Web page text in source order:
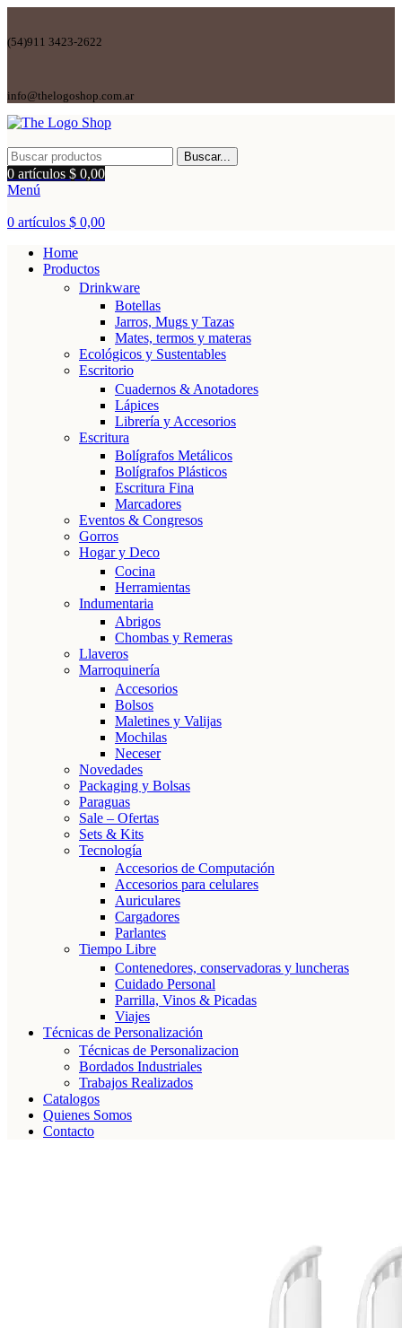
(54)911 3423-2622
info@thelogoshop.com.ar
Buscar...
0 artículos $ 0,00
Menú
0 artículos $ 0,00
Home
Productos
Drinkware
Botellas
Jarros, Mugs y Tazas
Mates, termos y materas
Ecológicos y Sustentables
Escritorio
Cuadernos & Anotadores
Lápices
Librería y Accesorios
Escritura
Bolígrafos Metálicos
Bolígrafos Plásticos
Escritura Fina
Marcadores
Eventos & Congresos
Gorros
Hogar y Deco
Cocina
Herramientas
Indumentaria
Abrigos
Chombas y Remeras
Llaveros
Marroquinería
Accesorios
Bolsos
Maletines y Valijas
Mochilas
Neceser
Novedades
Packaging y Bolsas
Paraguas
Sale – Ofertas
Sets & Kits
Tecnología
Accesorios de Computación
Accesorios para celulares
Auriculares
Cargadores
Parlantes
Tiempo Libre
Contenedores, conservadoras y luncheras
Cuidado Personal
Parrilla, Vinos & Picadas
Viajes
Técnicas de Personalización
Técnicas de Personalizacion
Bordados Industriales
Trabajos Realizados
Catalogos
Quienes Somos
Contacto